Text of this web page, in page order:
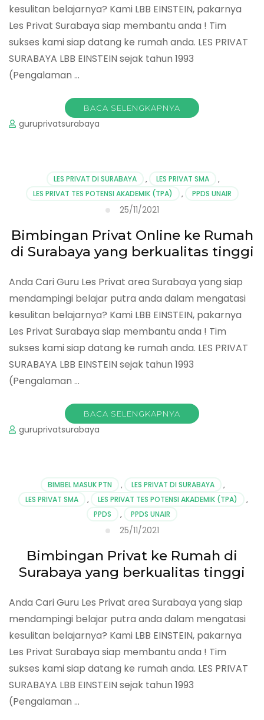
kesulitan belajarnya? Kami LBB EINSTEIN, pakarnya
Les Privat Surabaya siap membantu anda ! Tim
sukses kami siap datang ke rumah anda. LES PRIVAT
SURABAYA LBB EINSTEIN sejak tahun 1993
(Pengalaman …
BACA SELENGKAPNYA
guruprivatsurabaya
LES PRIVAT DI SURABAYA , LES PRIVAT SMA
,
LES PRIVAT TES POTENSI AKADEMIK (TPA)
, PPDS UNAIR
25/11/2021
Bimbingan Privat Online ke Rumah
di Surabaya yang berkualitas tinggi
Anda Cari Guru Les Privat area Surabaya yang siap
mendampingi belajar putra anda dalam mengatasi
kesulitan belajarnya? Kami LBB EINSTEIN, pakarnya
Les Privat Surabaya siap membantu anda ! Tim
sukses kami siap datang ke rumah anda. LES PRIVAT
SURABAYA LBB EINSTEIN sejak tahun 1993
(Pengalaman …
BACA SELENGKAPNYA
guruprivatsurabaya
BIMBEL MASUK PTN , LES PRIVAT DI SURABAYA
,
LES PRIVAT SMA
, LES PRIVAT TES POTENSI AKADEMIK (TPA)
,
PPDS
, PPDS UNAIR
25/11/2021
Bimbingan Privat ke Rumah di
Surabaya yang berkualitas tinggi
Anda Cari Guru Les Privat area Surabaya yang siap
mendampingi belajar putra anda dalam mengatasi
kesulitan belajarnya? Kami LBB EINSTEIN, pakarnya
Les Privat Surabaya siap membantu anda ! Tim
sukses kami siap datang ke rumah anda. LES PRIVAT
SURABAYA LBB EINSTEIN sejak tahun 1993
(Pengalaman …